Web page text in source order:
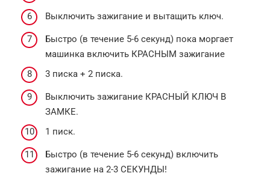
Выключить зажигание и вытащить ключ.
Быстро (в течение 5-6 секунд) пока моргает
машинка включить КРАСНЫМ зажигание
3 писка + 2 писка.
Выключить зажигание КРАСНЫЙ КЛЮЧ В
ЗАМКЕ.
1 писк.
Быстро (в течение 5-6 секунд) включить
зажигание на 2-3 СЕКУНДЫ!